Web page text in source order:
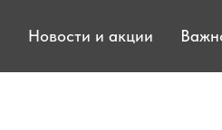
Новости и акции